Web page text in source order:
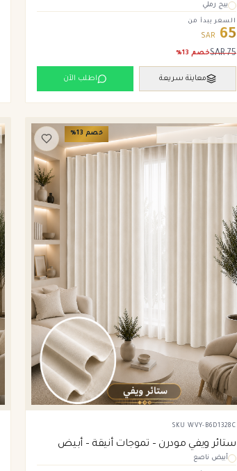
بيج رملي
السعر يبدأ من
65
SAR
75
SARخصم 13
%
معاينة سريعة اطلب الآن
خصم 13
%
SKU WVY-B6D1328C
ستائر ويفي مودرن – تموجات أنيقة – أبيض
أبيض ناصع